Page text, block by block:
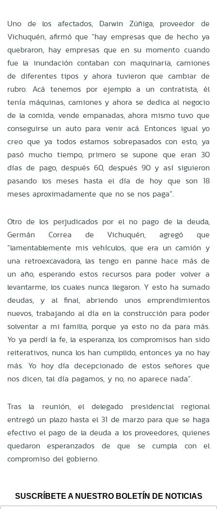
Uno de los afectados, Darwin Zúñiga, proveedor de
Vichuquén, afirmó que “hay empresas que de hecho ya
quebraron, hay empresas que en su momento cuando
fue la inundación contaban con maquinaria, camiones
de diferentes tipos y ahora tuvieron que cambiar de
rubro. Acá tenemos por ejemplo a un contratista, él
tenía máquinas, camiones y ahora se dedica al negocio
de la comida, vende empanadas, ahora mismo tuvo que
conseguirse un auto para venir acá. Entonces igual yo
creo que ya todos estamos sobrepasados con esto, ya
pasó mucho tiempo, primero se supone que eran 30
días de pago, después 60, después 90 y así siguieron
pasando los meses hasta el día de hoy que son 18
meses aproximadamente que no se nos paga”.
Otro de los perjudicados por el no pago de la deuda,
Germán Correa de Vichuquén, agregó que
“lamentablemente mis vehículos, que era un camión y
una retroexcavadora, las tengo en panne hace más de
un año, esperando estos recursos para poder volver a
levantarme, los cuales nunca llegaron. Y esto ha sumado
deudas, y al final, abriendo unos emprendimientos
nuevos, trabajando al día en la construcción para poder
solventar a mi familia, porque ya esto no da para más.
Yo ya perdí la fe, la esperanza, los compromisos han sido
reiterativos, nunca los han cumplido, entonces ya no hay
más. Yo hoy día decepcionado de estos señores que
nos dicen, tal día pagamos, y no, no aparece nada”.
Tras la reunión, el delegado presidencial regional
entregó un plazo hasta el 31 de marzo para que se haga
efectivo el pago de la deuda a los proveedores, quienes
quedaron esperanzados de que se cumpla con el
compromiso del gobierno.
SUSCRÍBETE A NUESTRO BOLETÍN DE NOTICIAS